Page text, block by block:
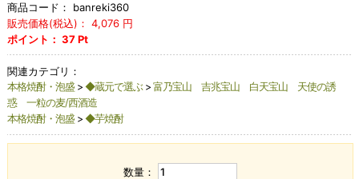
商品コード：
banreki360
販売価格(税込)： 4,076円
ポイント： 37Pt
関連カテゴリ：
本格焼酎・泡盛> ◆蔵元で選ぶ> 富乃宝山 吉兆宝山 白天宝山 天使の誘
惑 一粒の麦/西酒造
本格焼酎・泡盛> ◆芋焼酎
数量：